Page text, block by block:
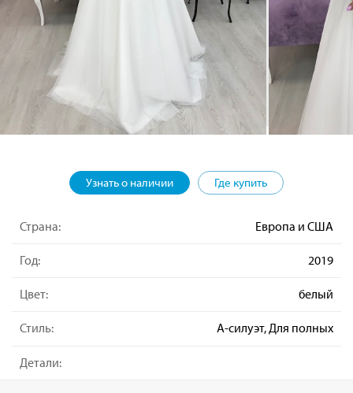
Узнать о наличии Где купить
Страна: Европа и США
Год: 2019
Цвет: белый
Стиль: А-силуэт, Для полных
Детали: